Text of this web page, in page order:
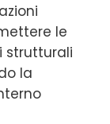
le
strutturali
la